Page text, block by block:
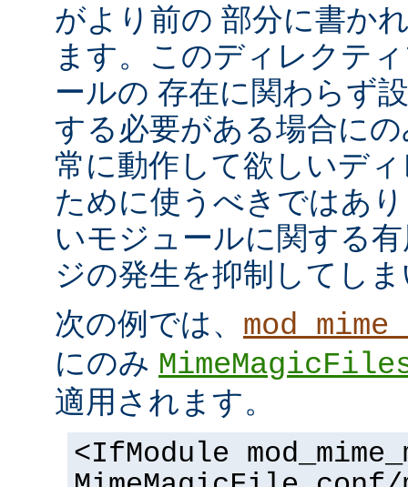
がより前の 部分に書か
ます。このディレクテ
ールの 存在に関わらず
する必要がある場合に
常に動作して欲しいデ
ために使うべきではあ
いモジュールに関する
ジの発生を抑制してし
次の例では、
にのみ
適用されます。
<IfModule